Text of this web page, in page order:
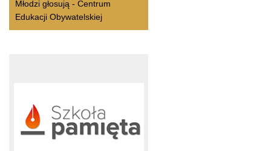
Młodzi głosują - Centrum
Edukacji Obywatelskiej